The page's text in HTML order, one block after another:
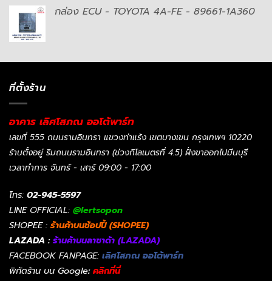
กล่อง ECU - TOYOTA 4A-FE - 89661-1A360
ที่ตั้งร้าน
อาคาร เลิศโสภณ ออโต้พาร์ท
เลขที่ 555 ถนนรามอินทรา แขวงท่าแร้ง เขตบางเขน กรุงเทพฯ 10220
ร้านตั้งอยู่ ริมถนนรามอินทรา (ช่วงกิโลเมตรที่ 4.5) ฝั่งขาออกไปมีนบุรี
เวลาทำการ จันทร์ - เสาร์ 09:00 - 17:00
โทร: 02-945-5597
LINE OFFICIAL: @lertsopon
SHOPEE : ร้านค้าบนช้อปปี้ (SHOPEE)
LAZADA :ร้านค้าบนลาซาด้า (LAZADA)
FACEBOOK FANPAGE: เลิศโสภณ ออโต้พาร์ท
พิกัดร้าน บน Google: คลิกที่นี่